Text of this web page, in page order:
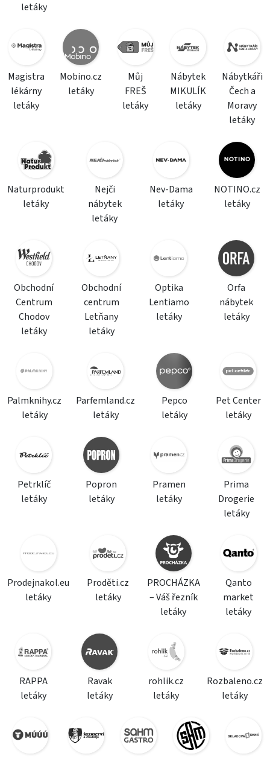
letáky
Magistra
lékárny
letáky
Mobino.cz
letáky
Můj
FREŠ
letáky
Nábytek
MIKULÍK
letáky
Nábytkáři
Čech a
Moravy
letáky
Naturprodukt
letáky
Nejči
nábytek
letáky
Nev-Dama
letáky
NOTINO.cz
letáky
Obchodní
Centrum
Chodov
letáky
Obchodní
centrum
Letňany
letáky
Optika
Lentiamo
letáky
Orfa
nábytek
letáky
Palmknihy.cz
letáky
Parfemland.cz
letáky
Pepco
letáky
Pet Center
letáky
Petrklíč
letáky
Popron
letáky
Pramen
letáky
Prima
Drogerie
letáky
Prodejnakol.eu
letáky
Proděti.cz
letáky
PROCHÁZKA
– Váš řezník
letáky
Qanto
market
letáky
RAPPA
letáky
Ravak
letáky
rohlik.cz
letáky
Rozbaleno.cz
letáky